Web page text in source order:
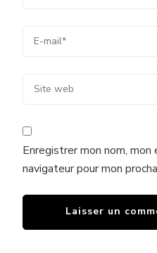
Enregistrer mon nom,
navigateur pour mon